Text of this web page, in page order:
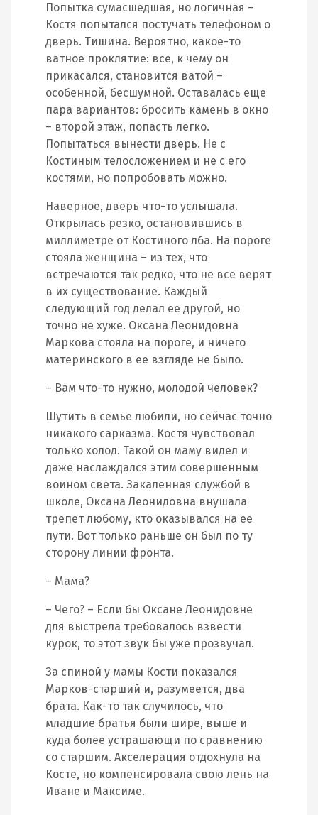
Попытка сумасшедшая, но логичная –
Костя попытался постучать телефоном о
дверь. Тишина. Вероятно, какое-то
ватное проклятие: все, к чему он
прикасался, становится ватой –
особенной, бесшумной. Оставалась еще
пара вариантов: бросить камень в окно
– второй этаж, попасть легко.
Попытаться вынести дверь. Не с
Костиным телосложением и не с его
костями, но попробовать можно.
Наверное, дверь что-то услышала.
Открылась резко, остановившись в
миллиметре от Костиного лба. На пороге
стояла женщина – из тех, что
встречаются так редко, что не все верят
в их существование. Каждый
следующий год делал ее другой, но
точно не хуже. Оксана Леонидовна
Маркова стояла на пороге, и ничего
материнского в ее взгляде не было.
– Вам что-то нужно, молодой человек?
Шутить в семье любили, но сейчас точно
никакого сарказма. Костя чувствовал
только холод. Такой он маму видел и
даже наслаждался этим совершенным
воином света. Закаленная службой в
школе, Оксана Леонидовна внушала
трепет любому, кто оказывался на ее
пути. Вот только раньше он был по ту
сторону линии фронта.
– Мама?
– Чего? – Если бы Оксане Леонидовне
для выстрела требовалось взвести
курок, то этот звук бы уже прозвучал.
За спиной у мамы Кости показался
Марков-старший и, разумеется, два
брата. Как-то так случилось, что
младшие братья были шире, выше и
куда более устрашающи по сравнению
со старшим. Акселерация отдохнула на
Косте, но компенсировала свою лень на
Иване и Максиме.